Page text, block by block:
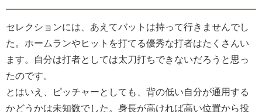
セレクションには、あえてバットは持って行きませんでし
た。ホームランやヒットを打てる優秀な打者はたくさんい
ます。自分は打者としては太刀打ちできないだろうと思っ
たのです。
とはいえ、ピッチャーとしても、背の低い自分が通用する
かどうかは未知数でした。身長が高ければ高い位置から投